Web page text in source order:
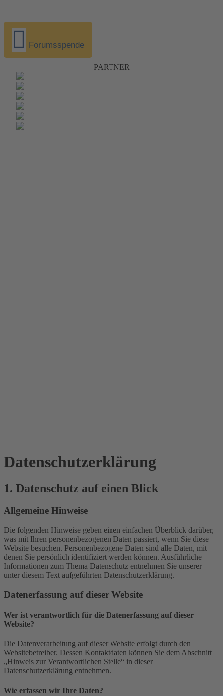
Forumsspende
PARTNER
Datenschutz­erklärung
1. Datenschutz auf einen Blick
Allgemeine Hinweise
Die folgenden Hinweise geben einen einfachen Überblick darüber,
was mit Ihren personenbezogenen Daten passiert, wenn Sie diese
Website besuchen. Personenbezogene Daten sind alle Daten, mit
denen Sie persönlich identifiziert werden können. Ausführliche
Informationen zum Thema Datenschutz entnehmen Sie unserer
unter diesem Text aufgeführten Datenschutzerklärung.
Datenerfassung auf dieser Website
Wer ist verantwortlich für die Datenerfassung auf dieser
Website?
Die Datenverarbeitung auf dieser Website erfolgt durch den
Websitebetreiber. Dessen Kontaktdaten können Sie dem Abschnitt
„Hinweis zur Verantwortlichen Stelle“ in dieser
Datenschutzerklärung entnehmen.
Wie erfassen wir Ihre Daten?